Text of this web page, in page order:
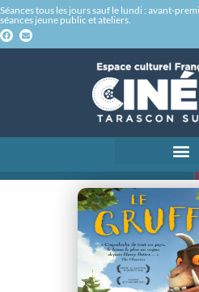
Séances tous les jours sauf le lundi : avant-
séances jeune public et ateliers.